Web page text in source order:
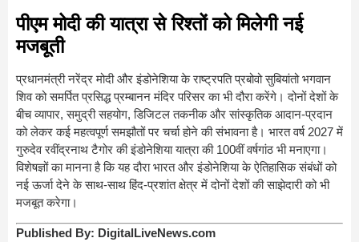
पीएम मोदी की यात्रा से रिश्तों को मिलेगी नई
मजबूती
प्रधानमंत्री नरेंद्र मोदी और इंडोनेशिया के राष्ट्रपति प्रबोवो सुबियांतो भगवान
शिव को समर्पित प्रसिद्ध प्रम्बानन मंदिर परिसर का भी दौरा करेंगे। दोनों देशों के
बीच व्यापार, समुद्री सहयोग, डिजिटल तकनीक और सांस्कृतिक आदान-प्रदान
को लेकर कई महत्वपूर्ण समझौतों पर चर्चा होने की संभावना है। भारत वर्ष 2027 में
गुरुदेव रवींद्रनाथ टैगोर की इंडोनेशिया यात्रा की 100वीं वर्षगांठ भी मनाएगा।
विशेषज्ञों का मानना है कि यह दौरा भारत और इंडोनेशिया के ऐतिहासिक संबंधों को
नई ऊर्जा देने के साथ-साथ हिंद-प्रशांत क्षेत्र में दोनों देशों की साझेदारी को भी
मजबूत करेगा।
Published By: DigitalLiveNews.com